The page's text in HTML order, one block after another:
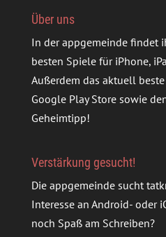
Über uns
In der appgemeinde findet
besten Spiele für iPhone,
Außerdem das aktuell
Google Play Store sowie
Geheimtipp!
Verstärkung gesucht!
Die appgemeinde sucht
Interesse an Android- oder
noch Spaß am Schreiben?